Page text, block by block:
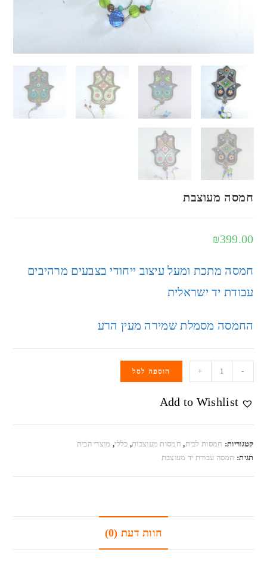
חמסה מעוצבת
₪399.00
חמסה מתכת ומעל עיצוב ייחודי בצבעים מרהיבים
עבודת יד ישראלית
החמסה מסמלת שמירה מעין הרע
-
+ הוספה לסל
Add to Wishlist
קטגוריות: חמסות לבית, חמסות מעוצבות, כללי, מוצרי הבית
תגית: חמסה עבודת יד מעוצבת
חוות דעת (0)